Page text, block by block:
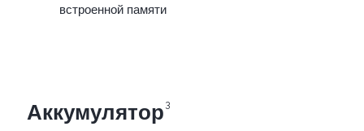
встроенной памяти
Аккумулятор3